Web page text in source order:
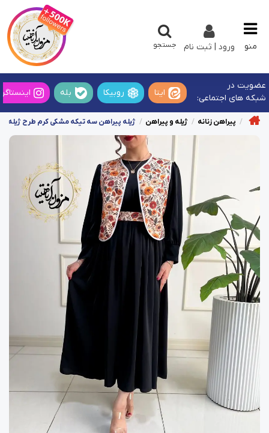
منو ورود | ثبت نام جستجو
عضویت در
شبکه های اجتماعی:
ایتا روبیکا بله
پیراهن زنانه ژیله و پیراهن ژیله پیراهن سه تیکه مشکی کرم طرح ژیله